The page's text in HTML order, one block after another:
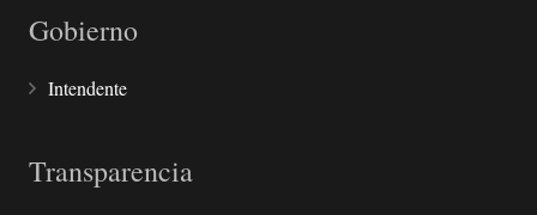
Gobierno
Intendente
Transparencia